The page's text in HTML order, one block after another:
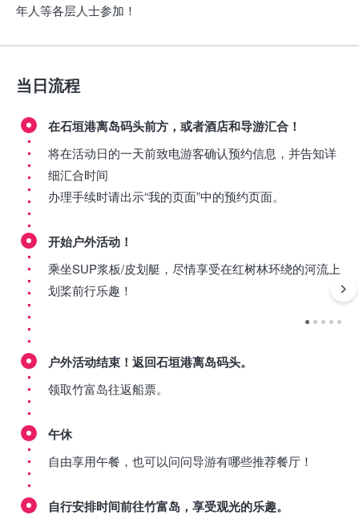
年人等各层人士参加！
当日流程
在石垣港离岛码头前方，或者酒店和导游汇合！
将在活动日的一天前致电游客确认预约信息，并告知详
细汇合时间
办理手续时请出示“我的页面”中的预约页面。
开始户外活动！
乘坐SUP浆板/皮划艇，尽情享受在红树林环绕的河流上
划桨前行乐趣！
户外活动结束！返回石垣港离岛码头。
领取竹富岛往返船票。
午休
自由享用午餐，也可以问问导游有哪些推荐餐厅！
自行安排时间前往竹富岛，享受观光的乐趣。